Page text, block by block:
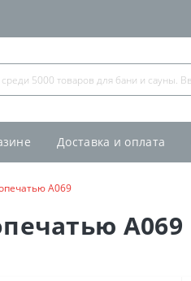
Доставка и оплата
А069
А069